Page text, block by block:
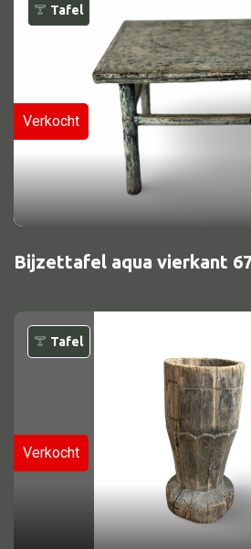
Tafel
Verkocht
Bijzettafel aqua vierkant
Tafel
Verkocht